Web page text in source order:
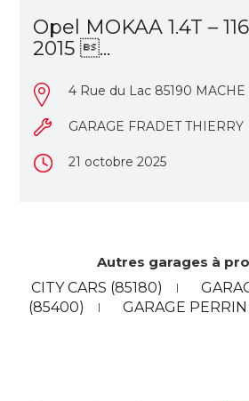
Opel MOKAA 1.4T –
2015 ...
4 Rue du Lac 85190 MACHE
GARAGE FRADET THIERRY
21 octobre 2025
Autres garages à
CITY CARS (85180)
(85400)
GARAGE